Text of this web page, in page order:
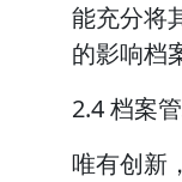
能充分将
的影响档
2.4 档案
唯有创新